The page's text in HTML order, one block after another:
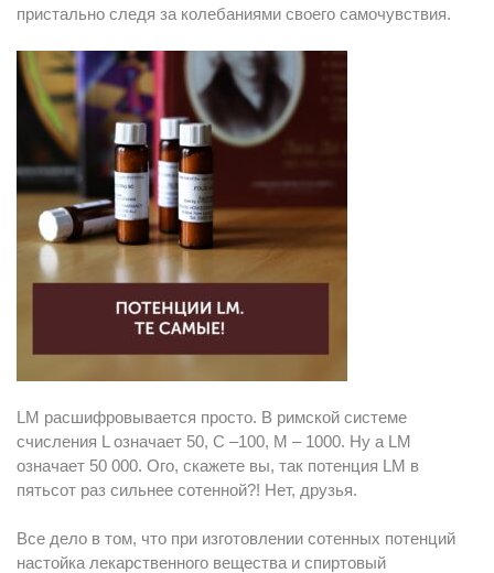
пристально следя за колебаниями своего самочувствия.
LM расшифровывается просто. В римской системе
счисления L означает 50, С –100, M – 1000. Ну а LM
означает 50 000. Ого, скажете вы, так потенция LM в
пятьсот раз сильнее сотенной?! Нет, друзья.
Все дело в том, что при изготовлении сотенных потенций
настойка лекарственного вещества и спиртовый